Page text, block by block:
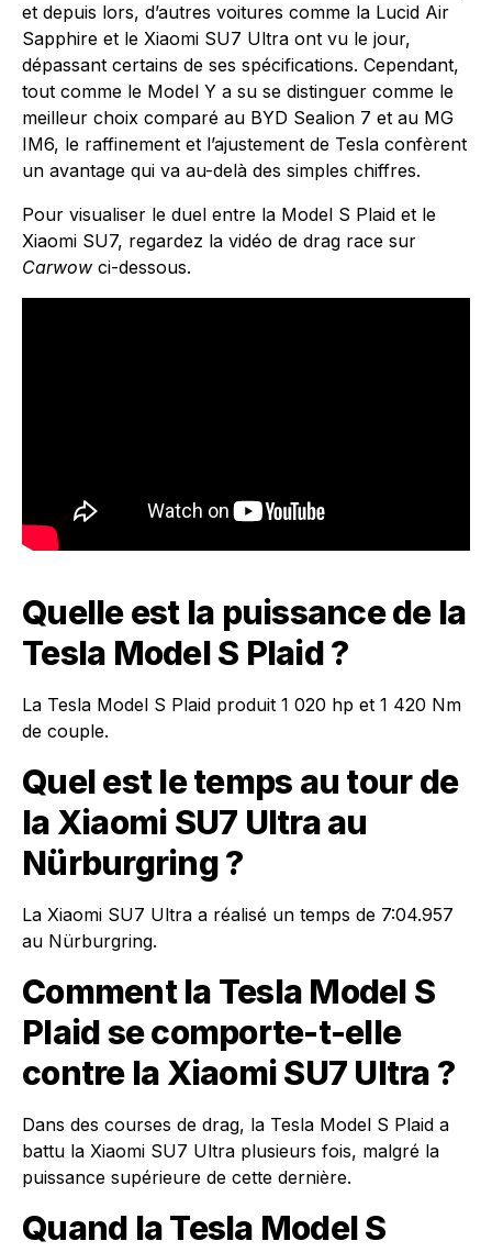
et depuis lors, d’autres voitures comme la Lucid Air
Sapphire et le Xiaomi SU7 Ultra ont vu le jour,
dépassant certains de ses spécifications. Cependant,
tout comme le Model Y a su se distinguer comme le
meilleur choix comparé au BYD Sealion 7 et au MG
IM6, le raffinement et l’ajustement de Tesla confèrent
un avantage qui va au-delà des simples chiffres.
Pour visualiser le duel entre la Model S Plaid et le
Xiaomi SU7, regardez la vidéo de drag race sur
Carwow ci-dessous.
Quelle est la puissance de la
Tesla Model S Plaid ?
La Tesla Model S Plaid produit 1 020 hp et 1 420 Nm
de couple.
Quel est le temps au tour de
la Xiaomi SU7 Ultra au
Nürburgring ?
La Xiaomi SU7 Ultra a réalisé un temps de 7:04.957
au Nürburgring.
Comment la Tesla Model S
Plaid se comporte-t-elle
contre la Xiaomi SU7 Ultra ?
Dans des courses de drag, la Tesla Model S Plaid a
battu la Xiaomi SU7 Ultra plusieurs fois, malgré la
puissance supérieure de cette dernière.
Quand la Tesla Model S